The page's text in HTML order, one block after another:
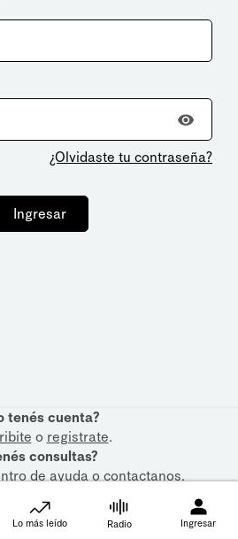
¿Olvidaste tu contraseña?
Ingresar
tenés cuenta?
o registrate.
consultas?
de ayudaocontactanos.
Lo más leído Radio Ingresar